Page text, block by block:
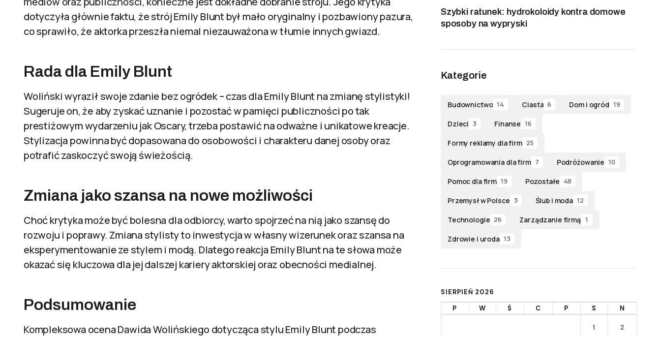
dotyczyła głównie faktu, że strój Emily Blunt był mało oryginalny i pozbawiony pazura,
co sprawiło, że aktorka przeszła niemal niezauważona w tłumie innych gwiazd.
Rada dla Emily Blunt
Woliński wyraził swoje zdanie bez ogródek – czas dla Emily Blunt na zmianę stylistyki!
Sugeruje on, że aby zyskać uznanie i pozostać w pamięci publiczności po tak
prestiżowym wydarzeniu jak Oscary, trzeba postawić na odważne i unikatowe kreacje.
Stylizacja powinna być dopasowana do osobowości i charakteru danej osoby oraz
potrafić zaskoczyć swoją świeżością.
Zmiana jako szansa na nowe możliwości
Choć krytyka może być bolesna dla odbiorcy, warto spojrzeć na nią jako szansę do
rozwoju i poprawy. Zmiana stylisty to inwestycja w własny wizerunek oraz szansa na
eksperymentowanie ze stylem i modą. Dlatego reakcja Emily Blunt na te słowa może
okazać się kluczowa dla jej dalszej kariery aktorskiej oraz obecności medialnej.
Podsumowanie
Kompleksowa ocena Dawida Wolińskiego dotycząca stylu Emily Blunt podczas
Szybki ratunek: hydrokoloidy kontra domowe
sposoby na wypryski
Kategorie
Budownictwo 14 Ciasta 6 Dom i ogród 19
Dzieci 3 Finanse 16
Formy reklamy dla firm 25
Oprogramowania dla firm 7 Podróżowanie 10
Pomoc dla firm 19 Pozostałe 48
Przemysł w Polsce 3 Ślub i moda 12
Technologie 26 Zarządzanie firmą 1
Zdrowie i uroda 13
SIERPIEŃ 2026
P
W Ś C P S N
1 2